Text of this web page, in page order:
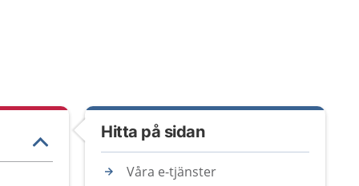
Hitta på sidan
Våra e-tjänster